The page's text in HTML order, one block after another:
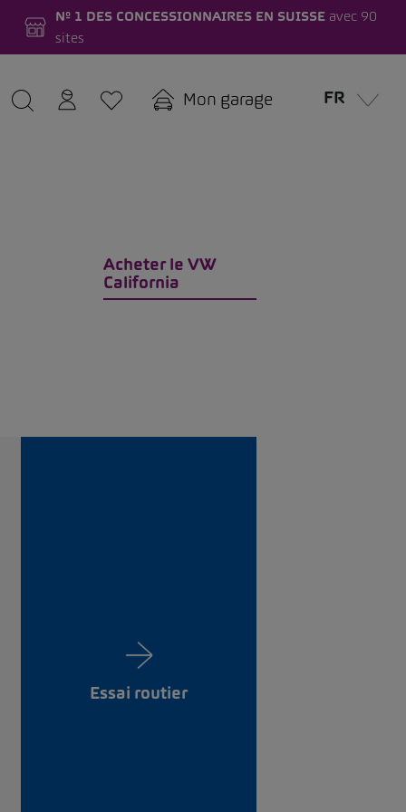
Nº 1 DES CONCESSIONNAIRES EN SUISSEavec 90
sites
Mon garage FR
Acheter le VW
California
Essai routier